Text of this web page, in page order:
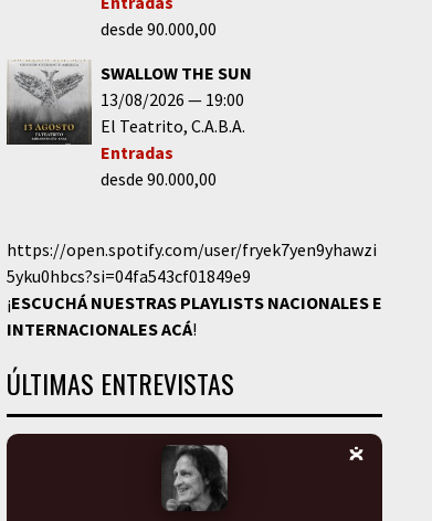
desde 90.000,00
SWALLOW THE SUN
13/08/2026
19:00
El Teatrito C.A.B.A.
Entradas
desde 90.000,00
https://open.spotify.com/user/fryek7yen9yhawzi
5yku0hbcs?si=04fa543cf01849e9
¡ESCUCHÁ NUESTRAS PLAYLISTS NACIONALES E
INTERNACIONALESACÁ!
ÚLTIMAS ENTREVISTAS